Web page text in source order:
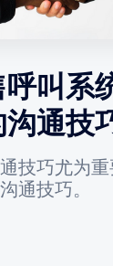
叫系
通技
技巧尤为
通技巧。